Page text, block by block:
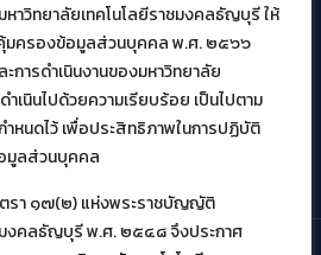
าวิทยาลัยเทคโนโลยีราชมงคลธัญบุรี ให้
มครองข้อมูลส่วนบุคคล พ.ศ. ๒๕๖๖
การดำเนินงานของมหาวิทยาลัย
เนินไปด้วยความเรียบร้อย เป็นไปตาม
หนดไว้ เพื่อประสิทธิภาพในการปฏิบัติ
มูลส่วนบุคคล
ตรา ๑๗(๒) แห่งพระราชบัญญัติ
มงคลธัญบุรี พ.ศ. ๒๕๔๘ จึงประกาศ
นาผู้ประกอบการ SME โดย. มทร.ธัญบุรี
รือข่ายผู้ให้บริการเครื่องจักรกลทางการ
สริมการรแปรรูปสินค้าเกษตรระดับชุมชน
กิจและสังคมรายตำบลแบบบูรณาการ (1